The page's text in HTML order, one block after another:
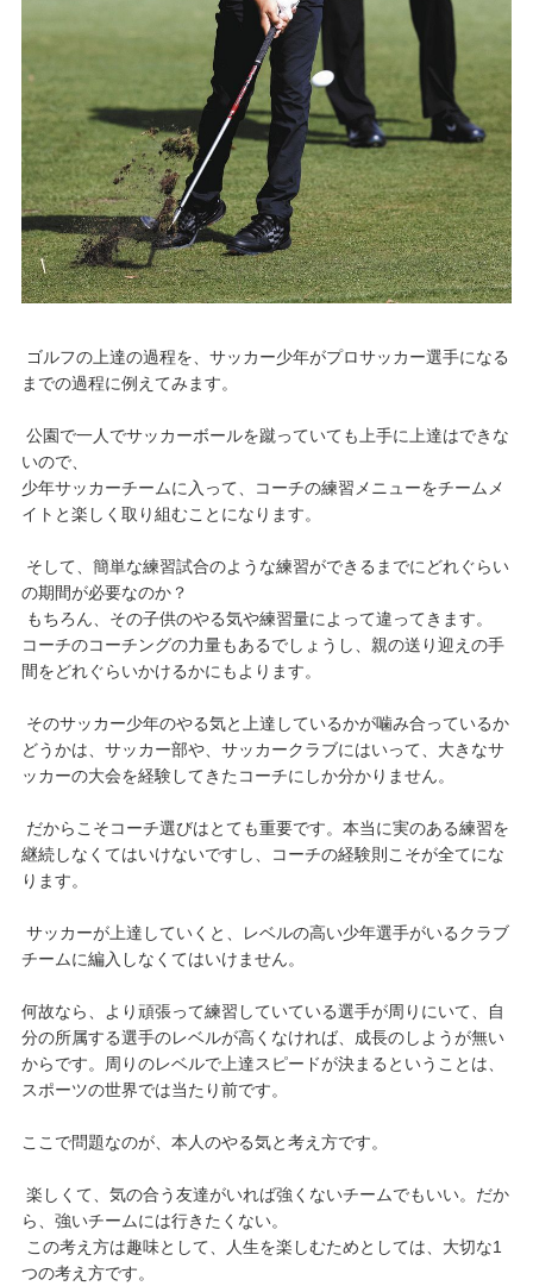
ゴルフの上達の過程を、サッカー少年がプロサッカー選手になる
までの過程に例えてみます。
公園で一人でサッカーボールを蹴っていても上手に上達はできな
いので、
少年サッカーチームに入って、コーチの練習メニューをチームメ
イトと楽しく取り組むことになります。
そして、簡単な練習試合のような練習ができるまでにどれぐらい
の期間が必要なのか？
もちろん、その子供のやる気や練習量によって違ってきます。
コーチのコーチングの力量もあるでしょうし、親の送り迎えの手
間をどれぐらいかけるかにもよります。
そのサッカー少年のやる気と上達しているかが噛み合っているか
どうかは、サッカー部や、サッカークラブにはいって、大きなサ
ッカーの大会を経験してきたコーチにしか分かりません。
だからこそコーチ選びはとても重要です。本当に実のある練習を
継続しなくてはいけないですし、コーチの経験則こそが全てにな
ります。
サッカーが上達していくと、レベルの高い少年選手がいるクラブ
チームに編入しなくてはいけません。
何故なら、より頑張って練習していている選手が周りにいて、自
分の所属する選手のレベルが高くなければ、成長のしようが無い
からです。周りのレベルで上達スピードが決まるということは、
スポーツの世界では当たり前です。
ここで問題なのが、本人のやる気と考え方です。
楽しくて、気の合う友達がいれば強くないチームでもいい。だか
ら、強いチームには行きたくない。
この考え方は趣味として、人生を楽しむためとしては、大切な1
つの考え方です。